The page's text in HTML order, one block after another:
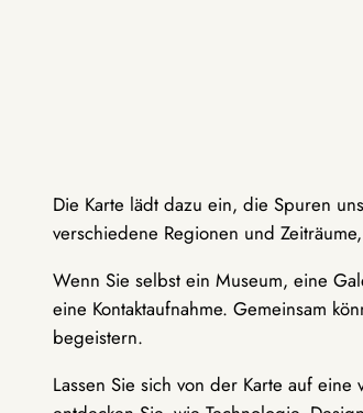
Die Karte lädt dazu ein, die Spuren
verschiedene Regionen und
Wenn Sie selbst ein Museum, eine
eine Kontaktaufnahme. Gemeinsam
begeistern.
Lassen Sie sich von der Karte auf